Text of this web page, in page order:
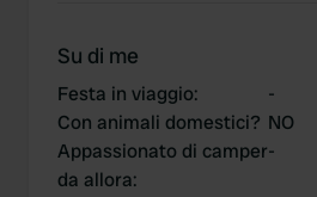
Su di me
Festa in viaggio:
-
Con animali domestici? NO
Appassionato di camper
da allora:
-